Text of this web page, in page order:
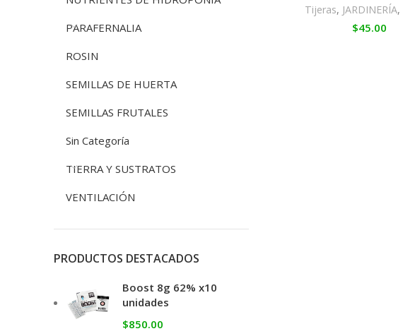
PARAFERNALIA
ROSIN
SEMILLAS DE HUERTA
SEMILLAS FRUTALES
Sin Categoría
TIERRA Y SUSTRATOS
VENTILACIÓN
PRODUCTOS DESTACADOS
Boost 8g 62% x10
unidades
$850.00
Tijeras, JARDINERÍA,
$45.00